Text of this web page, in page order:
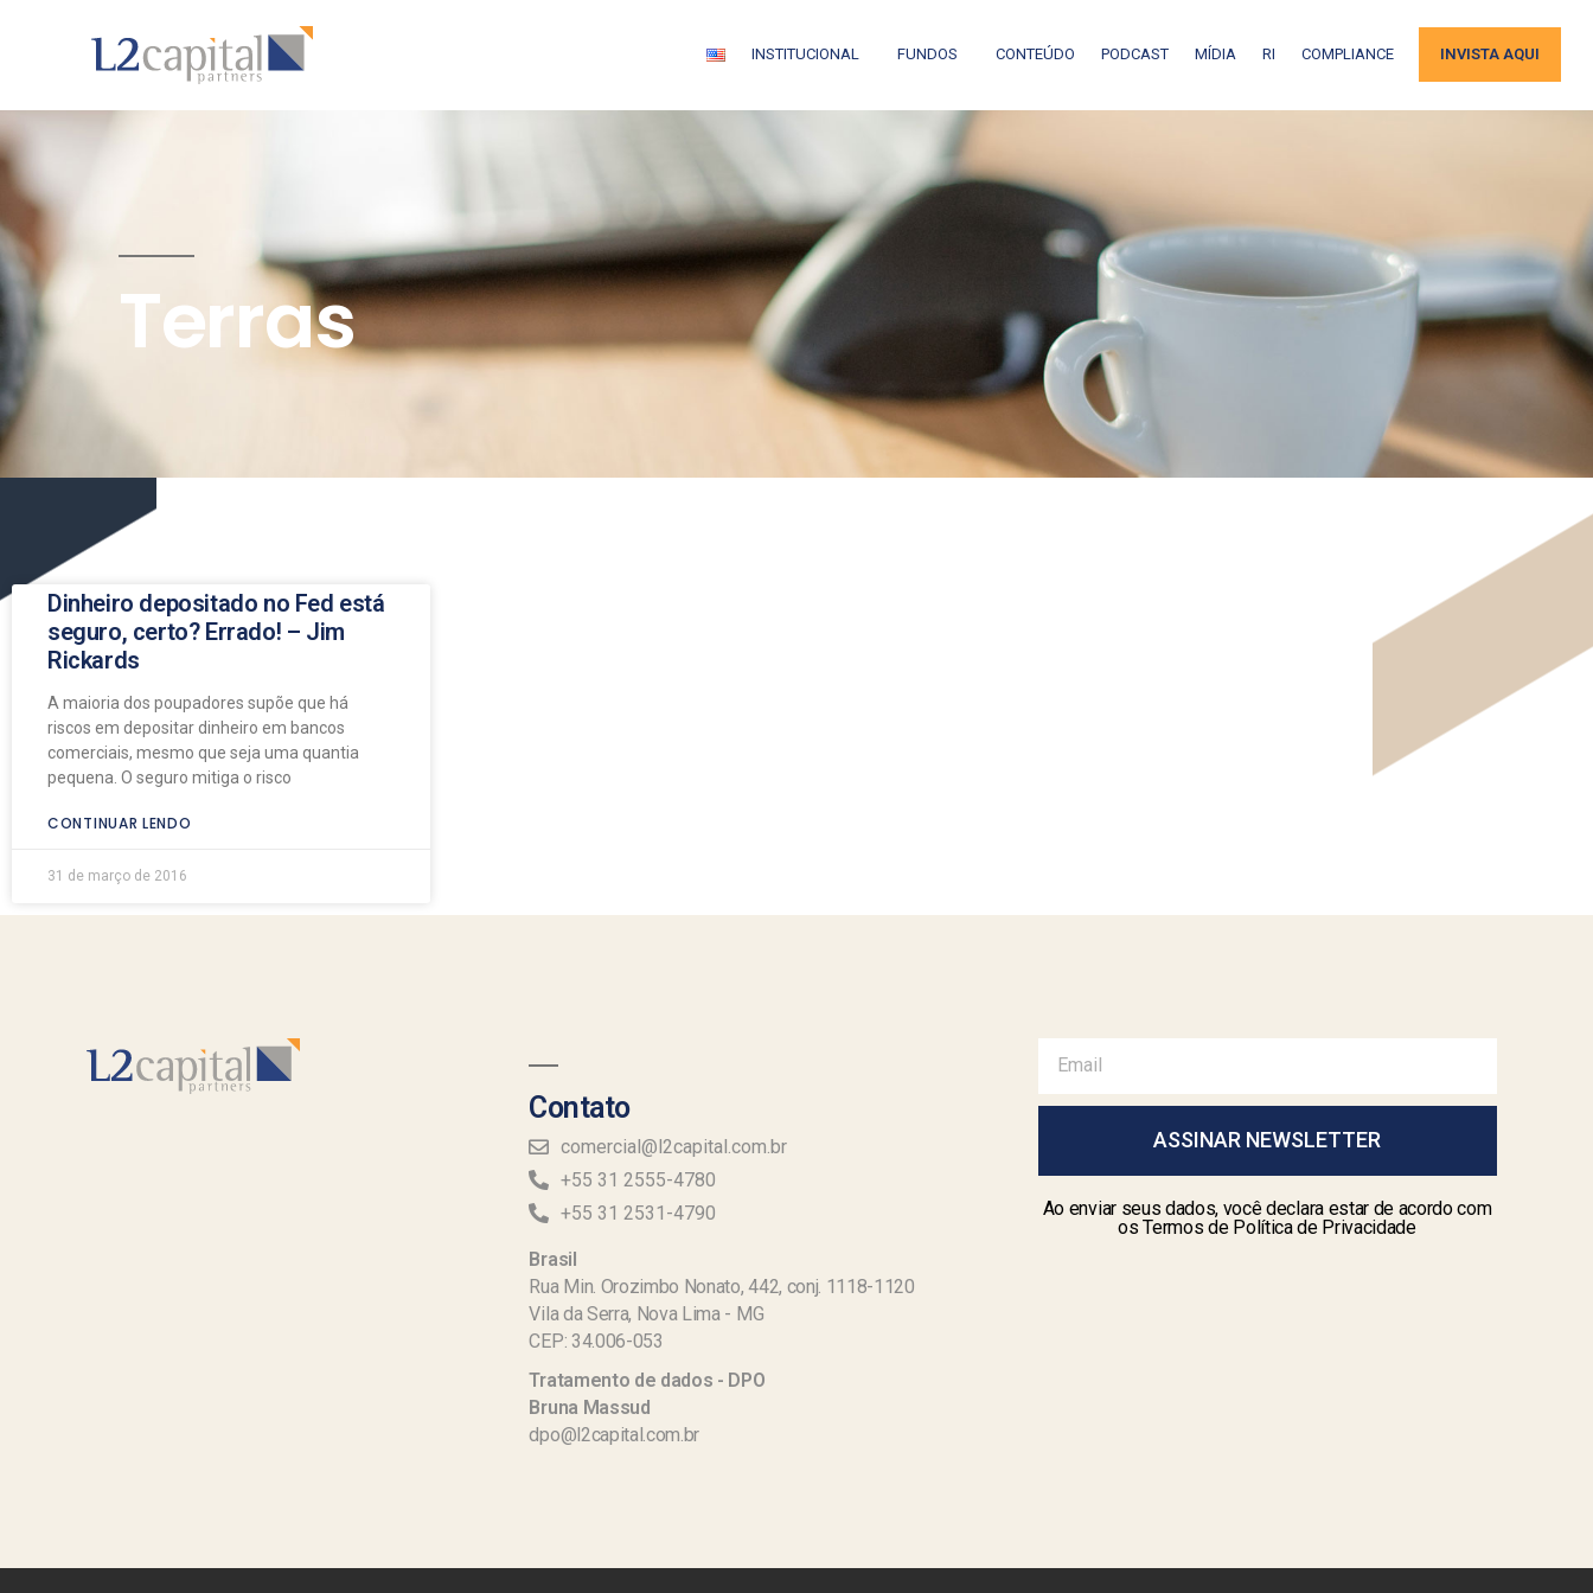
INSTITUCIONAL FUNDOS CONTEÚDO PODCAST MÍDIA RI COMPLIANCE INVISTA AQUI
Terras
Dinheiro depositado no Fed está
seguro, certo? Errado! – Jim
Rickards
A maioria dos poupadores supõe que há
riscos em depositar dinheiro em bancos
comerciais, mesmo que seja uma quantia
pequena. O seguro mitiga o risco
CONTINUAR LENDO
31 de março de 2016
Contato
comercial@l2capital.com.br
+55 31 2555-4780
+55 31 2531-4790
Brasil
Rua Min. Orozimbo Nonato, 442, conj. 1118-1120
Vila da Serra, Nova Lima - MG
CEP: 34.006-053
Tratamento de dados - DPO
Bruna Massud
dpo@l2capital.com.br
ASSINAR NEWSLETTER
Ao enviar seus dados, você declara estar de acordo com
os Termos de Política de Privacidade